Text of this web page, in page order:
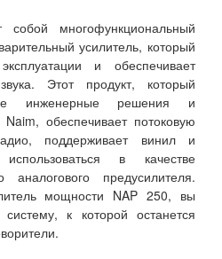
собой многофункциональный
усилитель, который
и обеспечивает
Этот продукт, который
инженерные решения и
обеспечивает потоковую
поддерживает винил и
в качестве
аналогового предусилителя.
мощности NAP 250, вы
к которой останется